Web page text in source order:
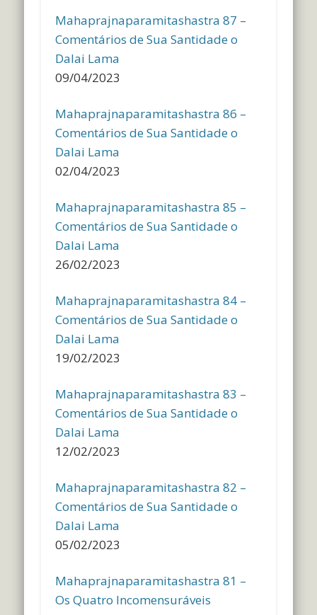
Mahaprajnaparamitashastra 87 –
Comentários de Sua Santidade o
Dalai Lama
09/04/2023
Mahaprajnaparamitashastra 86 –
Comentários de Sua Santidade o
Dalai Lama
02/04/2023
Mahaprajnaparamitashastra 85 –
Comentários de Sua Santidade o
Dalai Lama
26/02/2023
Mahaprajnaparamitashastra 84 –
Comentários de Sua Santidade o
Dalai Lama
19/02/2023
Mahaprajnaparamitashastra 83 –
Comentários de Sua Santidade o
Dalai Lama
12/02/2023
Mahaprajnaparamitashastra 82 –
Comentários de Sua Santidade o
Dalai Lama
05/02/2023
Mahaprajnaparamitashastra 81 –
Os Quatro Incomensuráveis